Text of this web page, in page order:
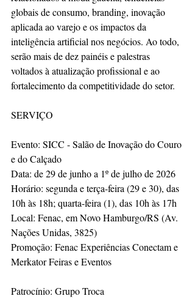
globais de consumo, branding, inovação
aplicada ao varejo e os impactos da
inteligência artificial nos negócios. Ao todo,
serão mais de dez painéis e palestras
voltados à atualização profissional e ao
fortalecimento da competitividade do setor.
SERVIÇO
Evento: SICC - Salão de Inovação do Couro
e do Calçado
Data: de 29 de junho a 1º de julho de 2026
Horário: segunda e terça-feira (29 e 30), das
10h às 18h; quarta-feira (1), das 10h às 17h
Local: Fenac, em Novo Hamburgo/RS (Av.
Nações Unidas, 3825)
Promoção: Fenac Experiências Conectam e
Merkator Feiras e Eventos
Patrocínio: Grupo Troca